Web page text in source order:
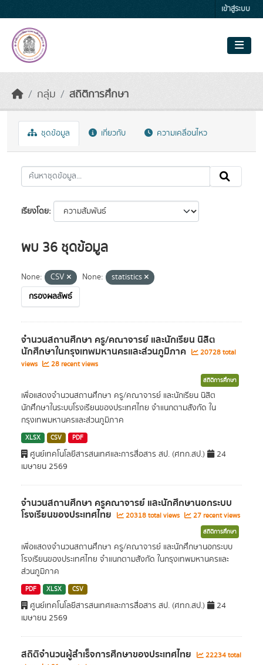
เข้าสู่ระบบ
กลุ่ม สถิติการศึกษา
ชุดข้อมูล เกี่ยวกับ ความเคลื่อนไหว
เรียงโดย
พบ 36 ชุดข้อมูล
None: CSV None:
statistics
กรองผลลัพธ์
จำนวนสถานศึกษา ครู/คณาจารย์ และนักเรียน นิสิต
นักศึกษาในกรุงเทพมหานครและส่วนภูมิภาค
20728 total
views
28 recent views
สถิติการศึกษา
เพื่อแสดงจำนวนสถานศึกษา ครู/คณาจารย์ และนักเรียน นิสิต
นักศึกษาในระบบโรงเรียนของประเทศไทย จำแนกตามสังกัด ใน
กรุงเทพมหานครและส่วนภูมิภาค
XLSX CSV PDF
ศูนย์เทคโนโลยีสารสนเทศและการสื่อสาร สป. (ศทก.สป.)
24
เมษายน 2569
จำนวนสถานศึกษา ครูคณาจารย์ และนักศึกษานอกระบบ
โรงเรียนของประเทศไทย 20318 total views 27 recent views
สถิติการศึกษา
เพื่อแสดงจำนวนสถานศึกษา ครู/คณาจารย์ และนักศึกษานอกระบบ
โรงเรียนของประเทศไทย จำแนกตามสังกัด ในกรุงเทพมหานครและ
ส่วนภูมิภาค
PDF XLSX CSV
ศูนย์เทคโนโลยีสารสนเทศและการสื่อสาร สป. (ศทก.สป.)
24
เมษายน 2569
สถิติจำนวนผู้สำเร็จการศึกษาของประเทศไทย
22234 total